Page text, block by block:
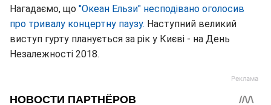
Нагадаємо, що "Океан Ельзи" несподівано оголосив
про тривалу концертну паузу. Наступний великий
виступ гурту планується за рік у Києві - на День
Незалежності 2018.